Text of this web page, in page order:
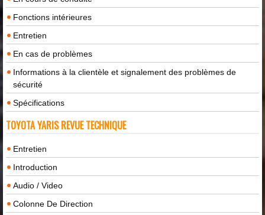
Fonctions intérieures
Entretien
En cas de problèmes
Informations à la clientèle et signalement des problèmes de
sécurité
Spécifications
TOYOTA YARIS REVUE TECHNIQUE
Entretien
Introduction
Audio / Video
Colonne De Direction